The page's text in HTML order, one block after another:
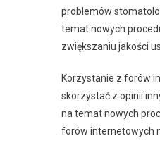
problemów
temat nowych
zwiększaniu jakości
Korzystanie z forów
skorzystać z opinii
na temat nowych
forów internetowych